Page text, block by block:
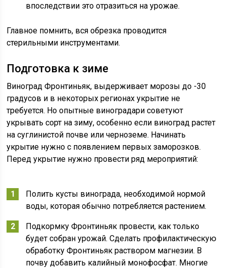
впоследствии это отразиться на урожае.
Главное помнить, вся обрезка проводится
стерильными инструментами.
Подготовка к зиме
Виноград Фронтиньяк, выдерживает морозы до -30
градусов и в некоторых регионах укрытие не
требуется. Но опытные виноградари советуют
укрывать сорт на зиму, особенно если виноград растет
на суглинистой почве или черноземе. Начинать
укрытие нужно с появлением первых заморозков.
Перед укрытие нужно провести ряд мероприятий:
Полить кусты винограда, необходимой нормой
воды, которая обычно потребляется растением.
Подкормку Фронтиньяк провести, как только
будет собран урожай. Сделать профилактическую
обработку Фронтиньяк раствором магнезии. В
почву добавить калийный монофосфат. Многие